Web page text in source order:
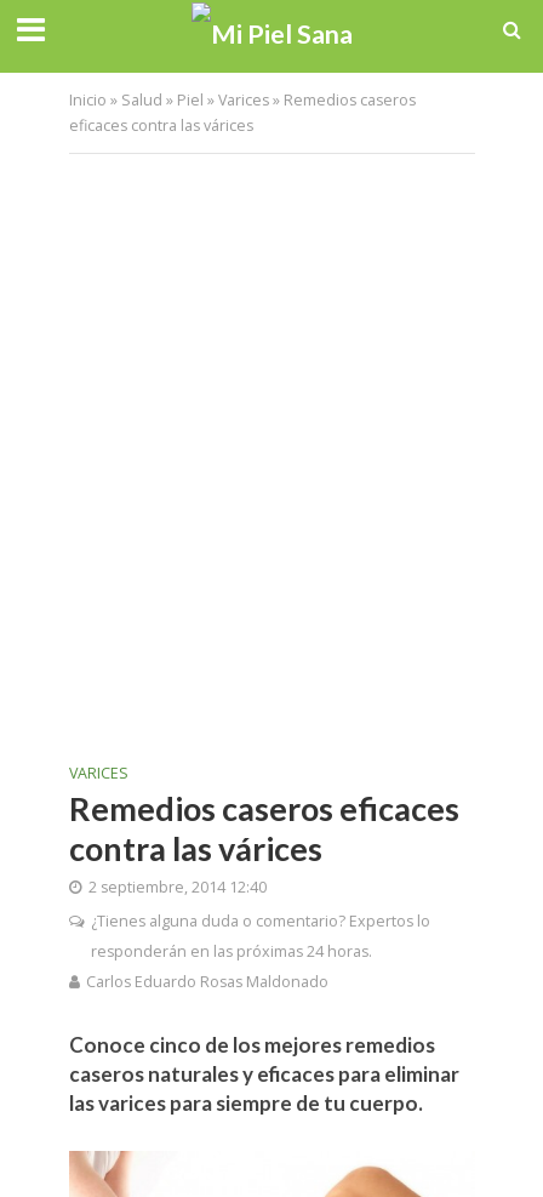
Inicio » Salud » Piel »Varices» Remedios caseros
eficaces contra las várices
VARICES
Remedios caseros eficaces
contra las várices
2 septiembre, 2014 12:40
¿Tienes alguna duda o comentario? Expertos lo
responderán en las próximas 24 horas.
Carlos Eduardo Rosas Maldonado
Conoce cinco de los mejores remedios
caseros naturales y eficaces para eliminar
las varices para siempre de tu cuerpo.